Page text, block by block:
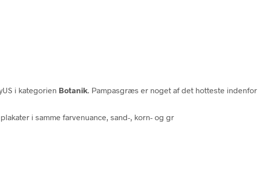
i kategorien Botanik . Pampasgræs er noget af det hotteste
i samme farvenuance, sand-, korn- og gr